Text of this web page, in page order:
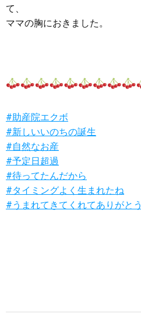
て、
ママの胸におきました。
#助産院エクボ
#新しいいのちの誕生
#自然なお産
#予定日超過
#待ってたんだから
#タイミングよく生まれたね
#うまれてきてくれてありがとう